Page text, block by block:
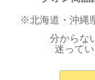
※北海道・沖縄
分からな
迷って